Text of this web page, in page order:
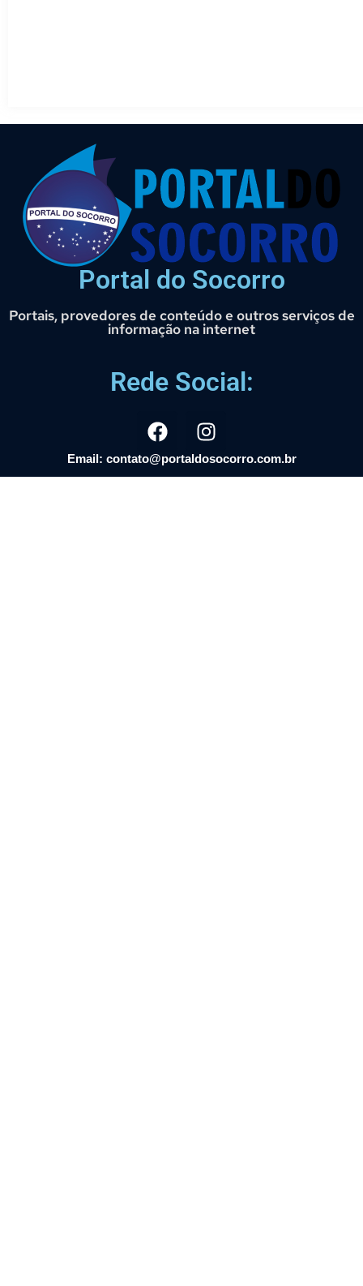
Portal do Socorro
Portais, provedores de conteúdo e outros serviços de
informação na internet
Rede Social:
Email: contato@portaldosocorro.com.br